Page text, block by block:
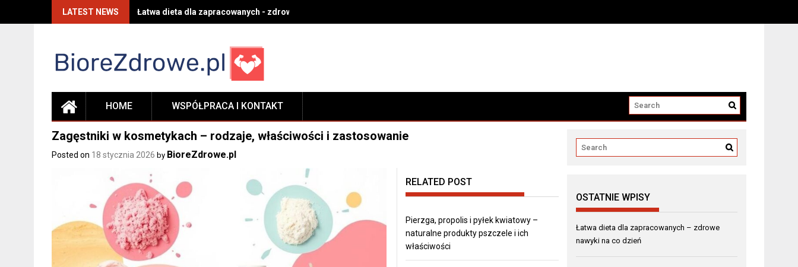
LATEST NEWS Łatwa dieta dla zapracowanych - zdrowe nawyki na co dzień
HOME WSPÓŁPRACA I KONTAKT
Zagęstniki w kosmetykach – rodzaje, właściwości i zastosowanie
Posted on 18 stycznia 2026 by BioreZdrowe.pl
RELATED POST
Pierzga, propolis i pyłek kwiatowy –
naturalne produkty pszczele i ich
właściwości
OSTATNIE WPISY
Łatwa dieta dla zapracowanych – zdrowe
nawyki na co dzień